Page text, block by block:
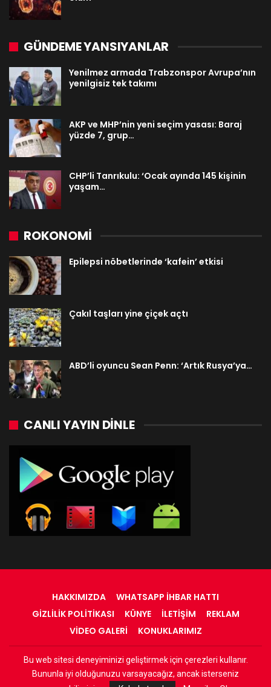
GÜNDEME YANSIYANLAR
Yenilmez armada Trabzonspor Avrupa’nın
yenilgisiz tek takımı
AKP ve MHP’nin yeni seçim yasası: Baraj
yüzde 7, grup…
CHP’li Tanrıkulu: ‘Ocak ayında 145 kişinin
yaşam…
ROKONOMİ
Epilepsi nöbetlerinde ‘kafein’ etkisi
Çakıl taşları yine çiçek açtı
ABD’li oyuncu Sean Penn: ‘Artık Rusya’ya…
CANLI YAYIN DINLE
HAKKIMIZDA
WHATSAPP İHBAR HATTI
GIZLILIK POLITIKASI
KÜNYE İLETIŞIM
REKLAM
VIDEO GALERI
KONUKLARIMIZ
© 2022 - RadyOrinal - Tüm Hakları Saklıdır
Web Tasarım:Adnan
Bu web sitesi deneyiminizi geliştirmek için çerezleri kullanır.
Bununla iyi olduğunuzu varsayacağız, ancak isterseniz